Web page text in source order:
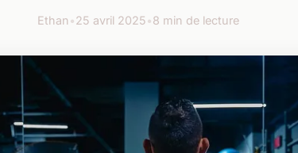
Ethan•25 avril 2025•8 min de lecture